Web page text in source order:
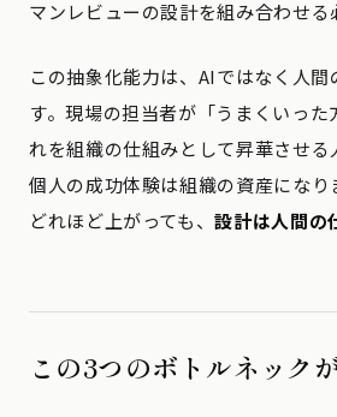
マンレビューの設計を組み合わせる
この抽象化能力は、AIではなく人間
す。現場の担当者が「うまくいった
れを組織の仕組みとして昇華させる
個人の成功体験は組織の資産にな
どれほど上がっても、設計は人間の
この3つのボトルネック